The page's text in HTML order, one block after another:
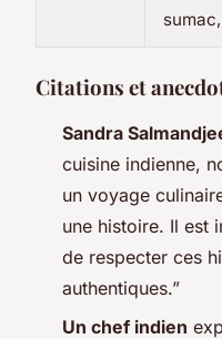
Citations et
Sandra
cuisine indienne,
un voyage
une histoire. Il est
de respecter ces
authentiques.”
Un chef indien